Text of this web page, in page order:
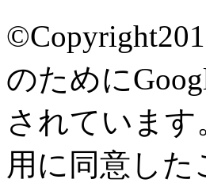
のために
されていま
用に同意し